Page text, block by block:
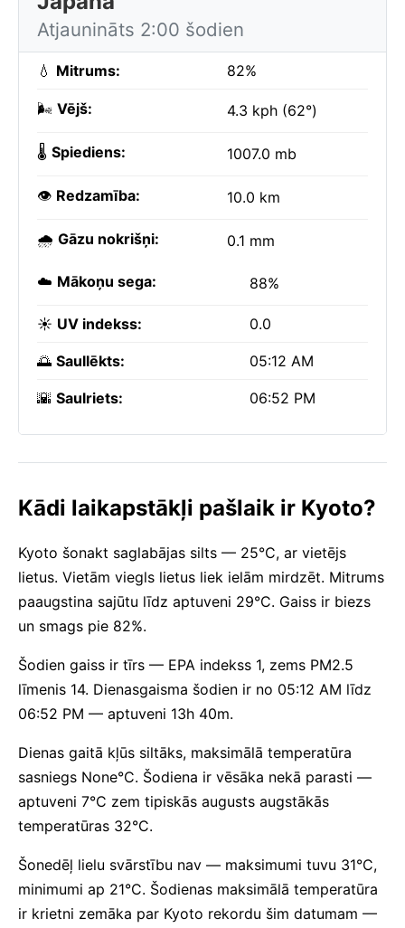
Atjaunināts 2:00 šodien
💧 Mitrums: 82%
🌬️ Vējš: 4.3 kph (62°)
🌡️ Spiediens: 1007.0 mb
👁️ Redzamība: 10.0 km
🌧️ Gāzu nokrišņi: 0.1 mm
☁️ Mākoņu sega: 88%
☀️ UV indekss: 0.0
🌅 Saullēkts: 05:12 AM
🌇 Saulriets: 06:52 PM
Kādi laikapstākļi pašlaik ir Kyoto?
Kyoto šonakt saglabājas silts — 25°C, ar vietējs
lietus. Vietām viegls lietus liek ielām mirdzēt. Mitrums
paaugstina sajūtu līdz aptuveni 29°C. Gaiss ir biezs
un smags pie 82%.
Šodien gaiss ir tīrs — EPA indekss 1, zems PM2.5
līmenis 14. Dienasgaisma šodien ir no 05:12 AM līdz
06:52 PM — aptuveni 13h 40m.
Dienas gaitā kļūs siltāks, maksimālā temperatūra
sasniegs None°C. Šodiena ir vēsāka nekā parasti —
aptuveni 7°C zem tipiskās augusts augstākās
temperatūras 32°C.
Šonedēļ lielu svārstību nav — maksimumi tuvu 31°C,
minimumi ap 21°C. Šodienas maksimālā temperatūra
ir krietni zemāka par Kyoto rekordu šim datumam —